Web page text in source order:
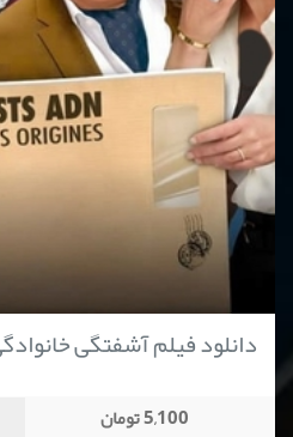
دانلود فیلم آشفتگی خانوادگی
5,100 تومان